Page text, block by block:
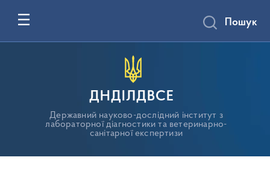
ДНДІЛДВСЕ
Державний науково-дослідний інститут з
лабораторної діагностики та ветеринарно-
санітарної експертизи
Пошук